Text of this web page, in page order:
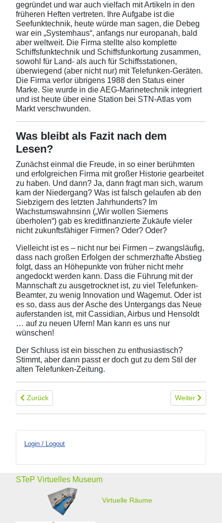
gegründet und war auch vielfach mit Artikeln in den
früheren Heften vertreten. Ihre Aufgabe ist die
Seefunktechnik, heute würde man sagen, die Debeg
war ein „Systemhaus“, anfangs nur europanah, bald
aber weltweit. Die Firma stellte also komplette
Schiffsfunktechnik und Schiffsfunkortung zusammen,
sowohl für Land- als auch für Schiffsstationen,
überwiegend (aber nicht nur) mit Telefunken-Geräten.
Die Firma verlor übrigens 1988 den Status einer
Marke. Sie wurde in die AEG-Marinetechnik integriert
und ist heute über eine Station bei STN-Atlas vom
Markt verschwunden.
Was bleibt als Fazit nach dem
Lesen?
Zunächst einmal die Freude, in so einer berühmten
und erfolgreichen Firma mit großer Historie gearbeitet
zu haben. Und dann? Ja, dann fragt man sich, warum
kam der Niedergang? Was ist falsch gelaufen ab den
Siebzigern des letzten Jahrhunderts? Im
Wachstumswahnsinn („Wir wollen Siemens
überholen“) gab es kreditfinanzierte Zukäufe vieler
nicht zukunftsfähiger Firmen? Oder? Oder?
Vielleicht ist es – nicht nur bei Firmen – zwangsläufig,
dass nach großen Erfolgen der schmerzhafte Abstieg
folgt, dass an Höhepunkte von früher nicht mehr
angedockt werden kann. Dass die Führung mit der
Mannschaft zu ausgetrocknet ist, zu viel Telefunken-
Beamter, zu wenig Innovation und Wagemut. Oder ist
es so, dass aus der Asche des Untergangs das Neue
auferstanden ist, mit Cassidian, Airbus und Hensoldt
… auf zu neuen Ufern! Man kann es uns nur
wünschen!
Der Schluss ist ein bisschen zu enthusiastisch?
Stimmt, aber dann passt er doch gut zu dem Stil der
alten Telefunken-Zeitung.
Vorheriger Beitrag: Die Geschichte des mobilen Telefunken
Zurück Nächster
Weiter
Login / Logout
STeP Virtuelles Museum
Virtuelle Räume